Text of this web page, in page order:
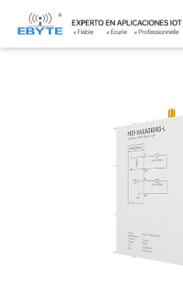
Home > Modem > Distributed IO